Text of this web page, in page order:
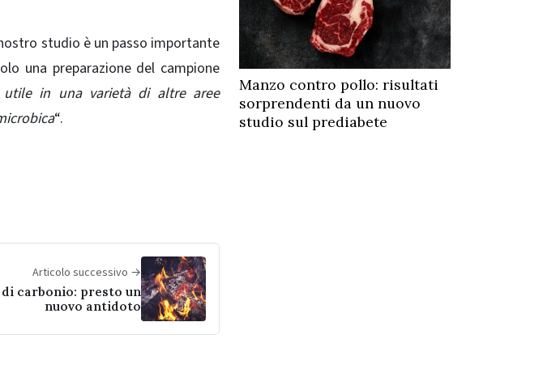
studio è un passo importante
una preparazione del campione
utile in una varietà di altre aree
“.
Articolo successivo →
carbonio: presto un
nuovo antidoto
Manzo contro pollo: risultati
sorprendenti da un nuovo
studio sul prediabete